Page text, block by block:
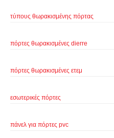
τύπους θωρακισμένης πόρτας
πόρτες θωρακισμένες dierre
πόρτες θωρακισμένες ετεμ
εσωτερικές πόρτες
πάνελ για πόρτες pvc